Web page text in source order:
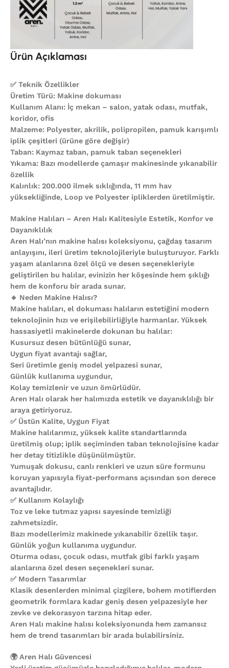
Ürün Açıklaması
✅ Teknik Özellikler
Üretim Türü: Makine dokuması
Kullanım Alanı: İç mekan – salon, yatak odası, mutfak,
koridor, ofis
Malzeme: Polyester, akrilik, polipropilen, pamuk karışımlı
iplik çeşitleri (ürüne göre değişir)
Taban: Kaymaz taban, pamuk taban seçenekleri
Yıkama: Bazı modellerde çamaşır makinesinde yıkanabilir
özellik
Kalınlık: 200.000 ilmek sıklığında, 11 mm hav
yüksekliğinde, Loop ve Polyester ipliklerden üretilmiştir.
Makine Halıları – Aren Halı Kalitesiyle Estetik, Konfor ve
Dayanıklılık
Aren Halı’nın makine halısı koleksiyonu, çağdaş tasarım
anlayışını, ileri üretim teknolojileriyle buluşturuyor. Farklı
yaşam alanlarına özel ölçü ve desen seçenekleriyle
geliştirilen bu halılar, evinizin her köşesinde hem şıklığı
hem de konforu bir arada sunar.
🔹 Neden Makine Halısı?
Makine halıları, el dokuması halıların estetiğini modern
teknolojinin hızı ve erişilebilirliğiyle harmanlar. Yüksek
hassasiyetli makinelerde dokunan bu halılar:
Kusursuz desen bütünlüğü sunar,
Uygun fiyat avantajı sağlar,
Seri üretimle geniş model yelpazesi sunar,
Günlük kullanıma uygundur,
Kolay temizlenir ve uzun ömürlüdür.
Aren Halı olarak her halımızda estetik ve dayanıklılığı bir
araya getiriyoruz.
✅ Üstün Kalite, Uygun Fiyat
Makine halılarımız, yüksek kalite standartlarında
üretilmiş olup; iplik seçiminden taban teknolojisine kadar
her detay titizlikle düşünülmüştür.
Yumuşak dokusu, canlı renkleri ve uzun süre formunu
koruyan yapısıyla fiyat-performans açısından son derece
avantajlıdır.
✅ Kullanım Kolaylığı
Toz ve leke tutmaz yapısı sayesinde temizliği
zahmetsizdir.
Bazı modellerimiz makinede yıkanabilir özellik taşır.
Günlük yoğun kullanıma uygundur.
Oturma odası, çocuk odası, mutfak gibi farklı yaşam
alanlarına özel desen seçenekleri sunar.
✅ Modern Tasarımlar
Klasik desenlerden minimal çizgilere, bohem motiflerden
geometrik formlara kadar geniş desen yelpazesiyle her
zevke ve dekorasyon tarzına hitap eder.
Aren Halı makine halısı koleksiyonunda hem zamansız
hem de trend tasarımları bir arada bulabilirsiniz.
🌍 Aren Halı Güvencesi